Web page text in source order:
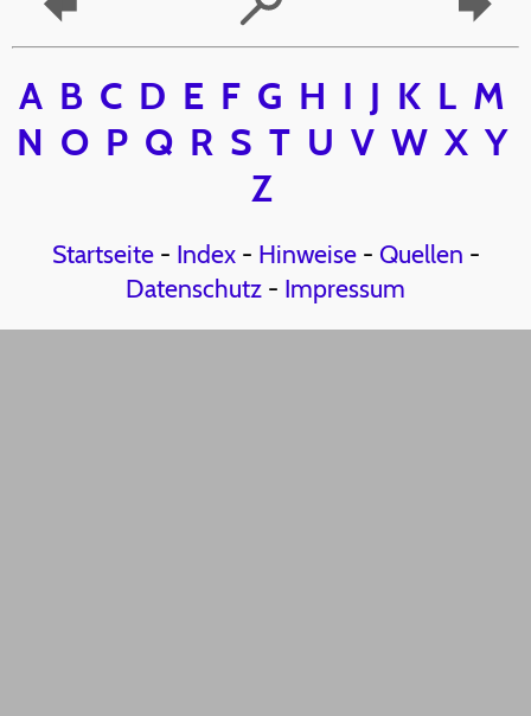
A B C D E F G H I J K L M
N O P Q R S T U V W X Y
Z
Startseite- Index- Hinweise- Quellen -
Datenschutz - Impressum